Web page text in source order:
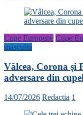
Cupe Europene Cupe
masculin
Vâlcea, Corona și
adversare din
14/07/2026 Redactia 1